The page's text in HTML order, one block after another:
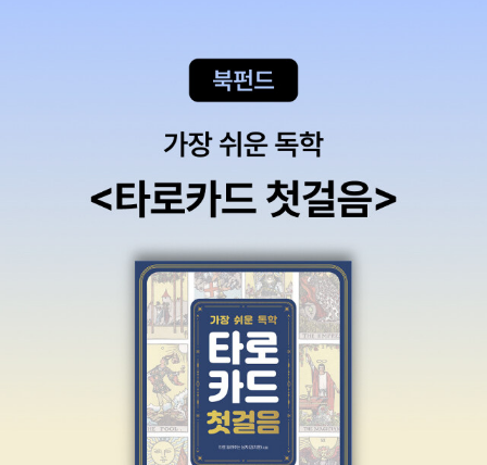
제로 상처받은 학생과 교사 및 학부모를 위한 힐링 콘서트로 '피
아노와 이빨'의 윤효간 연주회를 가졌습니다.그날 다른 일정과 겹
쳐 참석하지 못했지만, 우리딸의 얘기를 들으니 좋았다고 합니다.
학교홈피에는 강연 사진만 있고, 피아노 연주 사진은 없군요... 초
청비용은 한가정당 2만원씩 거출했던 비대위 운영비가 남아서
'힐링 콘서트'를 기획했는데... 펼친 부분 접기 ▲ < 과학 > - 8종
󰡔과학, 10월의 하늘을 날다󰡕, 김탁환, 김택진 외 지음, 청어람미
디어 (중1부터)󰡔버섯살이 곤충의 사생활󰡕, 정부희 지음, 지성사
(중1부터)󰡔세상을 바꾼 동물󰡕, 임정은 지음, 다른 (중2부터)󰡔오
늘의 지구를 말씀드리겠습니다.󰡕, 김추령 지음, 양철북 (중3부
터)󰡔우주의 비밀󰡕, 아이작 아시모프 지음, 갈매나무 (중3부터)󰡔
니코의 양자 세계 어드벤처󰡕, 소니아 페르난데스 비달 지음, 찰리
북 (고1부터)󰡔우리는 모두 외계인이다󰡕, 제프리 베넷 지음, 현암
째 시집'낮은 자리에서 썼다. “명징함과 모호함의 경계쯤에 시를
라고 말하지 않는 미적 형식을 얻고 싶었으나 여의치 않았다.” 라
고 말한다. 시인은 지극히 조심스러운 어투로 열 번째 시집을 열
었다. 등단 28년, 안도현의 시는 붉다. 도라지꽃, 매화꽃, 호랑이,
붉지 않은 세상을 바라본다. 가까운 하느님과 먼 총소리(술 취한
말들을 위한 시간), 나는 세상이 슬퍼도 분노하지 않아요(붉은
눈)이라고 말하는 세상. 사업과 연애를 위한 비즈니스가 노래방
에서 은밀하게 이뤄진다는 것도 잘 알지만(영산홍) 시인은 여전
히 영산홍 봄날의 동창회를 그린다. 꽃과 소나무와 순한 예천 사
람의 눈과 항구에 관한 이야기. ‘적게 먹고 적게 싸는 딱정벌레의
사생활에 대하여’ 말하듯, 철없는 시인이 겸손하게 썼다.- 시 MD